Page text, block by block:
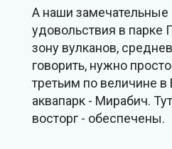
А наши
удовольствия в парке
зону вулканов,
говорить, нужно
третьим по величине
аквапарк - Мирабич.
восторг - обеспечены.